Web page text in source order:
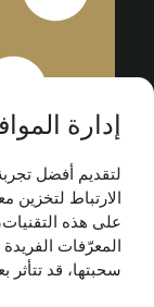
إدارة
لتقديم أفضل
الارتباط لتخزين
على هذه
المعرّفات
سحبتها، قد